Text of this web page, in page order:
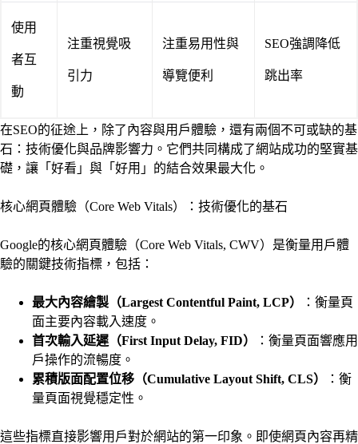
使用
者互
動
注重視覺吸
引力
注重易用性與
導覽便利
SEO強調降低
跳出率
在SEO的征途上，除了內容與用戶體驗，還有兩個不可或缺的基
石：技術優化與品牌影響力。它們共同構成了網站成功的堅實基
礎，讓「好看」與「好用」的結合效果最大化。
核心網頁體驗（Core Web Vitals）：技術優化的基石
Google的核心網頁體驗（Core Web Vitals, CWV）是衡量用戶體
驗的關鍵技術指標，包括：
最大內容繪製（Largest Contentful Paint, LCP）
：衡量頁
面主要內容載入速度。
首次輸入延遲（First Input Delay, FID）
：衡量頁面響應用
戶操作的流暢度。
累積版面配置位移（Cumulative Layout Shift, CLS）
：衡
量頁面視覺穩定性。
這些指標直接影響用戶對於網站的第一印象。即使網頁內容再精